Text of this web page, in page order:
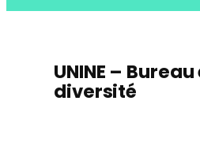
UNINE –
diversité